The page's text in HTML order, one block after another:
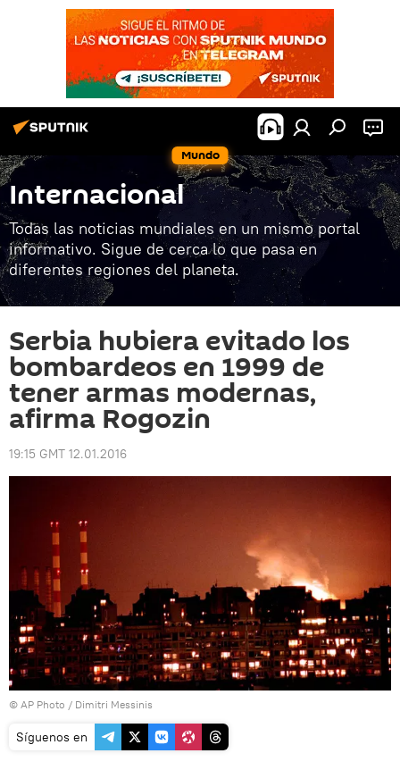
Mundo
Internacional
Todas las noticias mundiales en un mismo portal
informativo. Sigue de cerca lo que pasa en
diferentes regiones del planeta.
Serbia hubiera evitado los
bombardeos en 1999 de
tener armas modernas,
afirma Rogozin
19:15 GMT 12.01.2016
© AP Photo / Dimitri Messinis
Síguenos en